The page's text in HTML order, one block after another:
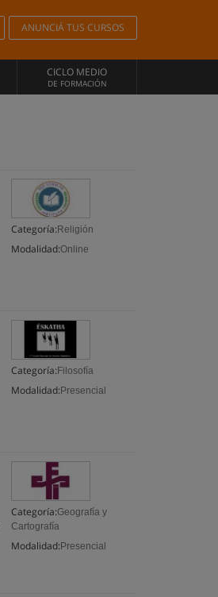
ANUNCIÁ TUS CURSOS
CICLO MEDIO
DE FORMACIÓN
Categoría: Religión
Modalidad:Online
Categoría: Filosofía
Modalidad: Presencial
Categoría:Geografía y
Cartografía
Modalidad: Presencial